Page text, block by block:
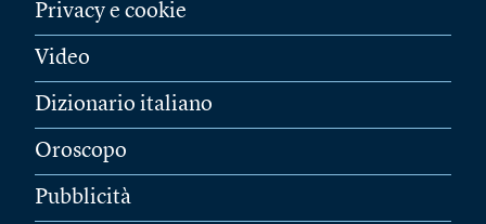
Privacy e cookie
Video
Dizionario italiano
Oroscopo
Pubblicità